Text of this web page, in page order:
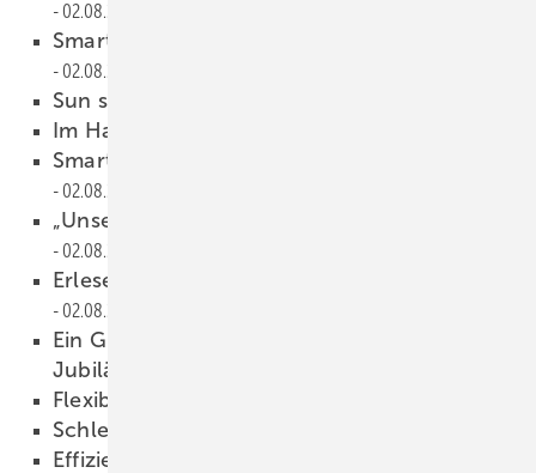
02.08.2023
Smartes Glas für schöneren Sonnenschutz
02.08.2023
Sun shading im Sunshine State
Im Handumdrehen
Smarte Gläser für Fassade und Trennwände
02.08.2023
„Unsere Kunden wollen nur das Beste“
02.08.2023
Erlesene Gläser aus Düsseldorf
02.08.2023
Ein Glas-Klassiker feiert 25-jähriges
Jubiläum
Flexible Spacer für alle Fälle
Schleifen mit Roboter
Effizienter fertigen